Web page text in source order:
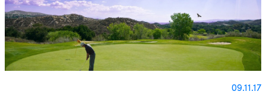
09.11.17